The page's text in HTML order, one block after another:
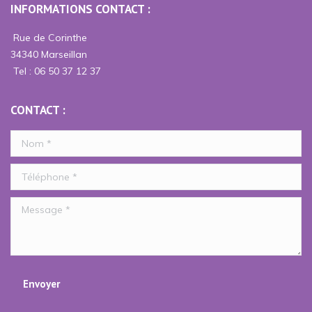
Facebook
dans
une
Instagram
dans
une
INFORMATIONS CONTACT :
Rue de Corinthe
34340 Marseillan
Tel : 06 50 37 12 37
CONTACT :
Nom *
Téléphone *
Message *
Envoyer